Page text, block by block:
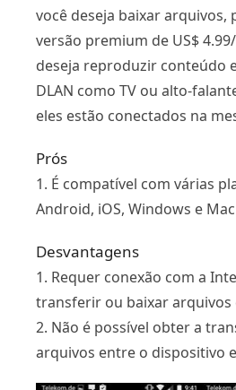
você deseja baixar arquivos,
versão premium de US$
deseja reproduzir conteúdo
DLAN como TV ou alto-
eles estão conectados na
Prós
1. É compatível com várias
Android, iOS, Windows e
Desvantagens
1. Requer conexão com a
transferir ou baixar arquivos
2. Não é possível obter a
arquivos entre o dispositivo